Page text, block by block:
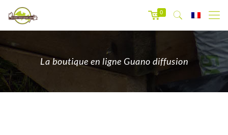
0
La boutique en ligne Guano diffusion